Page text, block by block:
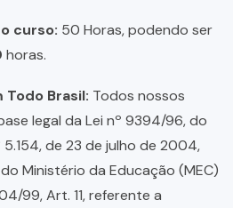
curso: 50 Horas, podendo ser
horas.
Brasil: Todos nossos
legal da Lei nº 9394/96, do
de 23 de julho de 2004,
do Ministério da Educação (MEC)
99, Art. 11, referente a